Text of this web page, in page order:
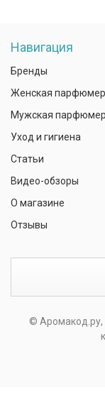
Навигация
Бренды
Женская
Мужская
Уход и гигиена
Статьи
Видео-обзоры
О магазине
Отзывы
© Аромакод.ру,